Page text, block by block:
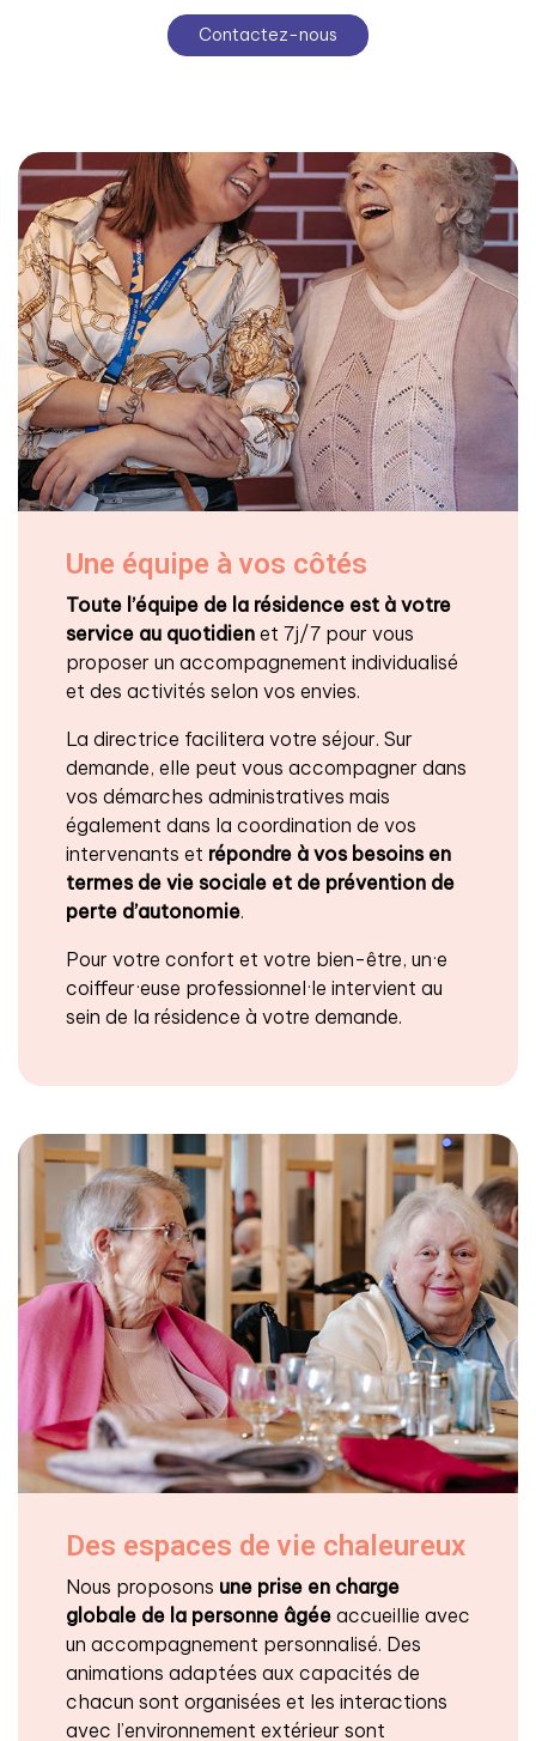
Contactez-nous
Une équipe à vos côtés
Toute l’équipe de la résidence est à votre
service au quotidien et 7j/7 pour vous
proposer un accompagnement individualisé
et des activités selon vos envies.
La directrice facilitera votre séjour. Sur
demande, elle peut vous accompagner dans
vos démarches administratives mais
également dans la coordination de vos
intervenants et répondre à vos besoins en
termes de vie sociale et de prévention de
perte d’autonomie.
Pour votre confort et votre bien-être, un·e
coiffeur·euse professionnel·le intervient au
sein de la résidence à votre demande.
Des espaces de vie chaleureux
Nous proposons une prise en charge
globale de la personne âgée accueillie avec
un accompagnement personnalisé. Des
animations adaptées aux capacités de
chacun sont organisées et les interactions
avec l’environnement extérieur sont